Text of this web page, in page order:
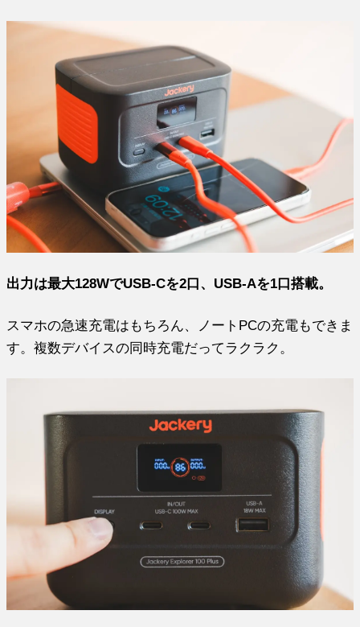
出力は最大128WでUSB-Cを2口、USB-Aを1口搭載。
スマホの急速充電はもちろん、ノートPCの充電もできま
す。複数デバイスの同時充電だってラクラク。